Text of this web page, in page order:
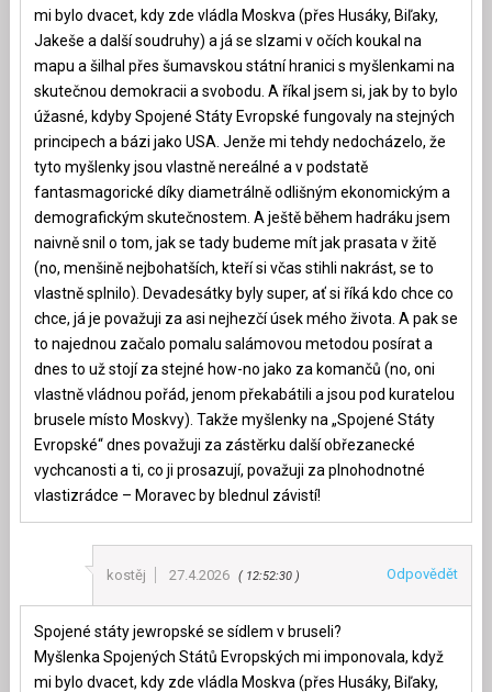
mi bylo dvacet, kdy zde vládla Moskva (přes Husáky, Biľaky,
Jakeše a další soudruhy) a já se slzami v očích koukal na
mapu a šilhal přes šumavskou státní hranici s myšlenkami na
skutečnou demokracii a svobodu. A říkal jsem si, jak by to bylo
úžasné, kdyby Spojené Státy Evropské fungovaly na stejných
principech a bázi jako USA. Jenže mi tehdy nedocházelo, že
tyto myšlenky jsou vlastně nereálné a v podstatě
fantasmagorické díky diametrálně odlišným ekonomickým a
demografickým skutečnostem. A ještě během hadráku jsem
naivně snil o tom, jak se tady budeme mít jak prasata v žitě
(no, menšině nejbohatších, kteří si včas stihli nakrást, se to
vlastně splnilo). Devadesátky byly super, ať si říká kdo chce co
chce, já je považuji za asi nejhezčí úsek mého života. A pak se
to najednou začalo pomalu salámovou metodou posírat a
dnes to už stojí za stejné how-no jako za komančů (no, oni
vlastně vládnou pořád, jenom překabátili a jsou pod kuratelou
brusele místo Moskvy). Takže myšlenky na „Spojené Státy
Evropské“ dnes považuji za zástěrku další obřezanecké
vychcanosti a ti, co ji prosazují, považuji za plnohodnotné
vlastizrádce – Moravec by blednul závistí!
kostěj 27.4.2026 12:52:30 Odpovědět
Spojené státy jewropské se sídlem v bruseli?
Myšlenka Spojených Států Evropských mi imponovala, když
mi bylo dvacet, kdy zde vládla Moskva (přes Husáky, Biľaky,